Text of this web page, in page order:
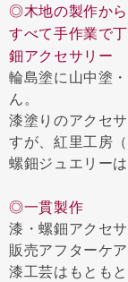
◎木地の製作か
すべて手作業で
鈿アクセサリー
輪島塗に山中塗
ん。
漆塗りのアクセ
すが、紅里工房
螺鈿ジュエリー
◎一貫製作
漆・螺鈿アクセ
販売アフターケ
漆工芸はもとも